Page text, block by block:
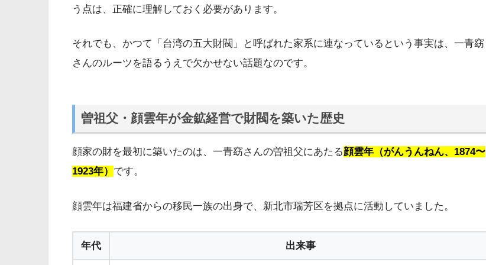
う点は、正確に理解しておく必要があります。
それでも、かつて「台湾の五大財閥」と呼ばれた家系に連なっているという事実は、一青窈
さんのルーツを語るうえで欠かせない話題なのです。
曽祖父・顔雲年が金鉱経営で財閥を築いた歴史
顔家の財を最初に築いたのは、一青窈さんの曽祖父にあたる顔雲年（がんうんねん、1874〜
1923年） です。
顔雲年は福建省からの移民一族の出身で、新北市瑞芳区を拠点に活動していました。
年代 出来事